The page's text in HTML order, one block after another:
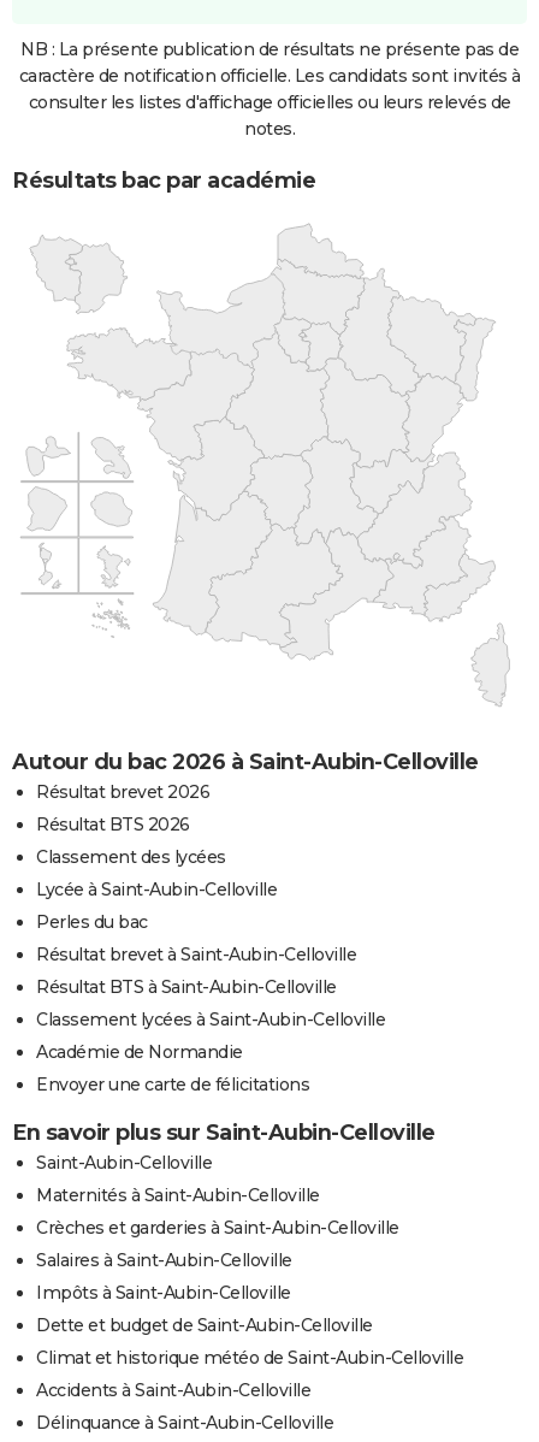
NB : La présente publication de résultats ne présente pas de
caractère de notification officielle. Les candidats sont invités à
consulter les listes d'affichage officielles ou leurs relevés de
notes.
Résultats bac par académie
Autour du bac 2026 à Saint-Aubin-Celloville
Résultat brevet 2026
Résultat BTS 2026
Classement des lycées
Lycée à Saint-Aubin-Celloville
Perles du bac
Résultat brevet à Saint-Aubin-Celloville
Résultat BTS à Saint-Aubin-Celloville
Classement lycées à Saint-Aubin-Celloville
Académie de Normandie
Envoyer une carte de félicitations
En savoir plus sur Saint-Aubin-Celloville
Saint-Aubin-Celloville
Maternités à Saint-Aubin-Celloville
Crèches et garderies à Saint-Aubin-Celloville
Salaires à Saint-Aubin-Celloville
Impôts à Saint-Aubin-Celloville
Dette et budget de Saint-Aubin-Celloville
Climat et historique météo de Saint-Aubin-Celloville
Accidents à Saint-Aubin-Celloville
Délinquance à Saint-Aubin-Celloville